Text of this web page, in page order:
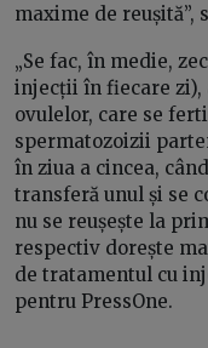
maxime de reușită”,
„Se fac, în medie,
injecții în fiecare zi),
ovulelor, care se
spermatozoizii
în ziua a cincea,
transferă unul și se
nu se reușește la
respectiv dorește
de tratamentul cu
pentru PressOne.